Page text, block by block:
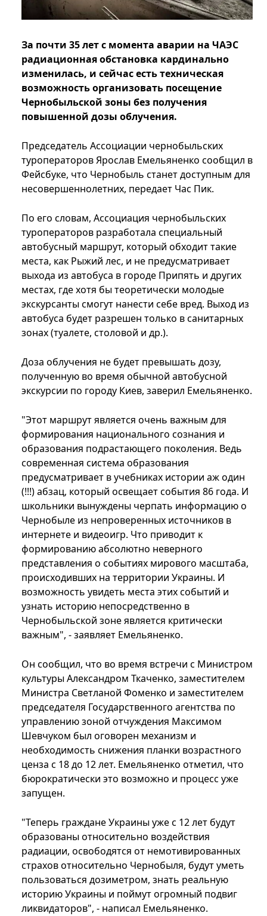
За почти 35 лет с момента аварии на ЧАЭС
радиационная обстановка кардинально
изменилась, и сейчас есть техническая
возможность организовать посещение
Чернобыльской зоны без получения
повышенной дозы облучения.
Председатель Ассоциации чернобыльских
туроператоров Ярослав Емельяненко сообщил в
Фейсбуке, что Чернобыль станет доступным для
несовершеннолетних, передает Час Пик.
По его словам, Ассоциация чернобыльских
туроператоров разработала специальный
автобусный маршрут, который обходит такие
места, как Рыжий лес, и не предусматривает
выхода из автобуса в городе Припять и других
местах, где хотя бы теоретически молодые
экскурсанты смогут нанести себе вред. Выход из
автобуса будет разрешен только в санитарных
зонах (туалете, столовой и др.).
Доза облучения не будет превышать дозу,
полученную во время обычной автобусной
экскурсии по городу Киев, заверил Емельяненко.
"Этот маршрут является очень важным для
формирования национального сознания и
образования подрастающего поколения. Ведь
современная система образования
предусматривает в учебниках истории аж один
(!!!) абзац, который освещает события 86 года. И
школьники вынуждены черпать информацию о
Чернобыле из непроверенных источников в
интернете и видеоигр. Что приводит к
формированию абсолютно неверного
представления о событиях мирового масштаба,
происходивших на территории Украины. И
возможность увидеть места этих событий и
узнать историю непосредственно в
Чернобыльской зоне является критически
важным", - заявляет Емельяненко.
Он сообщил, что во время встречи с Министром
культуры Александром Ткаченко, заместителем
Министра Светланой Фоменко и заместителем
председателя Государственного агентства по
управлению зоной отчуждения Максимом
Шевчуком был оговорен механизм и
необходимость снижения планки возрастного
ценза с 18 до 12 лет. Емельяненко отметил, что
бюрократически это возможно и процесс уже
запущен.
"Теперь граждане Украины уже с 12 лет будут
образованы относительно воздействия
радиации, освободятся от немотивированных
страхов относительно Чернобыля, будут уметь
пользоваться дозиметром, знать реальную
историю Украины и поймут огромный подвиг
ликвидаторов", - написал Емельяненко.